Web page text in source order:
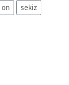
on sekiz